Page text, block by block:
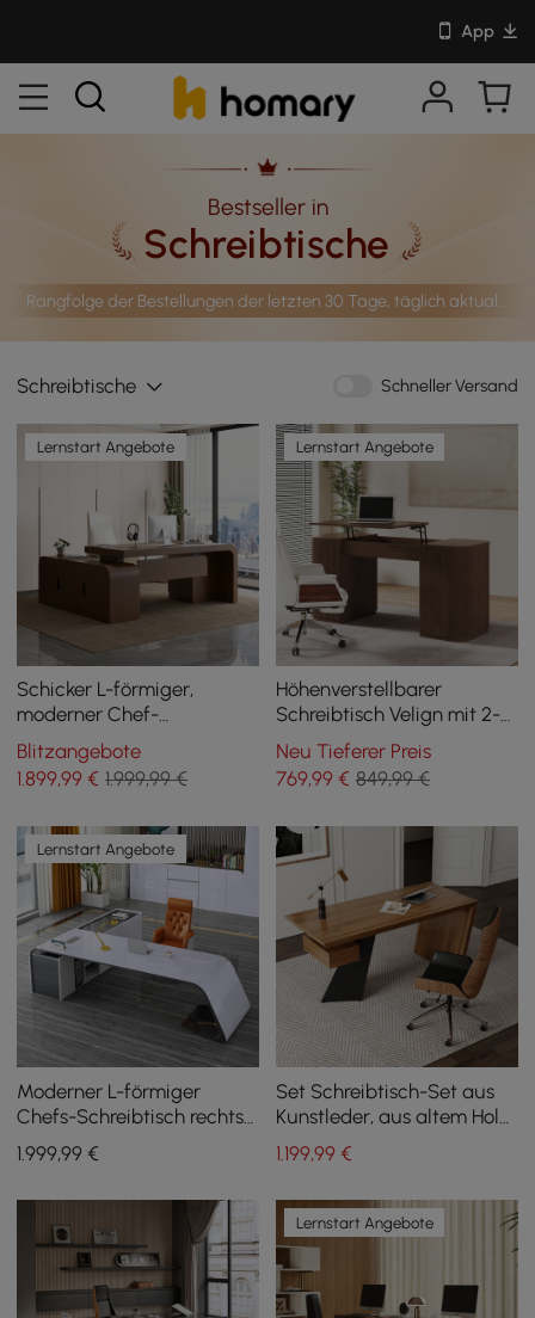
App
Bestseller in
Schreibtische
Rangfolge der Bestellungen der letzten 30 Tage, täglich aktualisiert
Schreibtische Schneller Versand
Lernstart Angebote
Schicker L-förmiger,
moderner Chef-
Schreibtisch aus
Nussbaumholz mit viel
Stauraum für die rechte
Blitzangebote
1.899,99 € 1.999,99 €
Lernstart Angebote
Höhenverstellbarer
Schreibtisch Velign mit 2-
türigem Stauraumschrank
in Walnuss, 152 cm
Neu Tieferer Preis
769,99 € 849,99 €
Lernstart Angebote
Moderner L-förmiger
Chefs-Schreibtisch rechts
mit Stauraum, 180 cm
1.999,99 €
Set Schreibtisch-Set aus
Kunstleder, aus altem Holz,
1400 mm, Schwarz
1.199,99 €
Lernstart Angebote